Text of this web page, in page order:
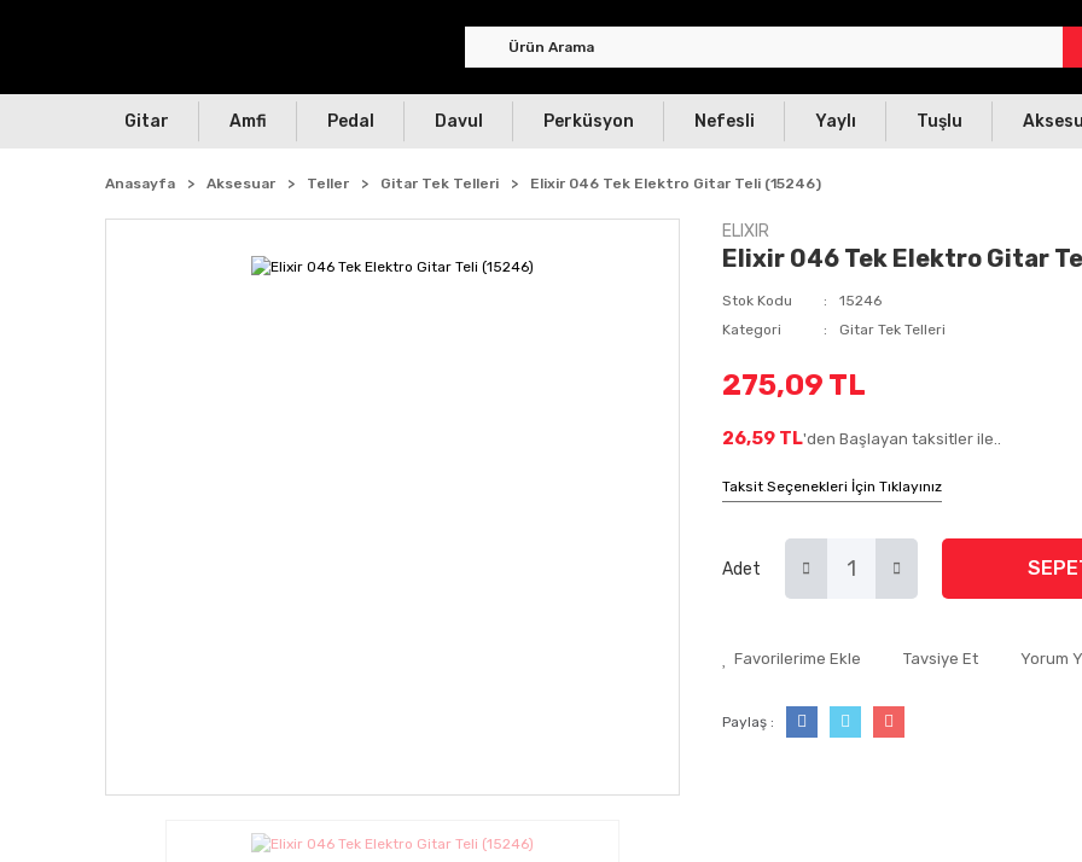
Gitar Amfi Pedal Davul Perküsyon Nefesli Yaylı Tuşlu
Anasayfa Aksesuar Teller Gitar Tek Telleri Elixir 046 Tek Elektro Gitar Teli (15246)
ELIXIR
Elixir 046 Tek Elektro Gitar
Stok Kodu
15246
Kategori
Gitar Tek Telleri
275,09 TL
26,59 TL'den Başlayan taksitler ile..
Taksit Seçenekleri İçin Tıklayınız
Adet
Tavsiye Et Yorum
Paylaş :